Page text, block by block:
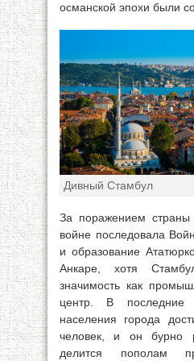
османской эпохи были
Дивный Стамбул
За поражением
войне последовала
и образование
Анкаре, хотя
значимость как
центр. В последние
населения города
человек, и он бурно
делится пополам